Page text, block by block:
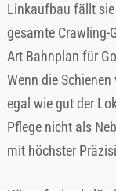
Linkaufbau fällt
gesamte Crawling-
Art Bahnplan für
Wenn die
egal wie gut der
Pflege nicht als
mit höchster